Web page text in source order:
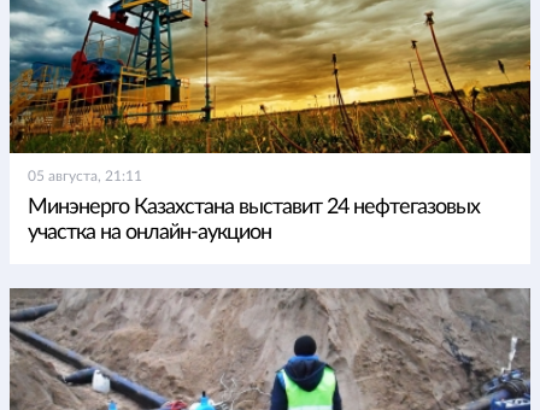
05 августа, 21:11
Минэнерго Казахстана выставит 24 нефтегазовых
участка на онлайн-аукцион